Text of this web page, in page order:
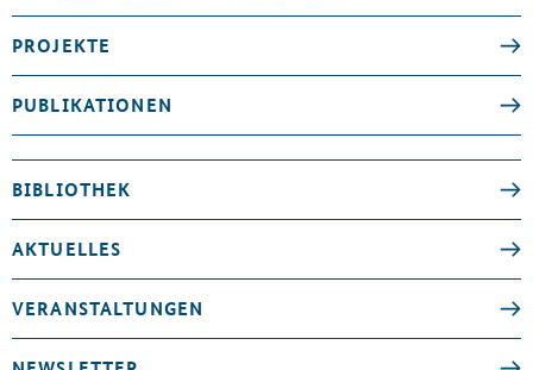
PROJEKTE
PUBLIKATIONEN
BIBLIOTHEK
AKTUELLES
VERANSTALTUNGEN